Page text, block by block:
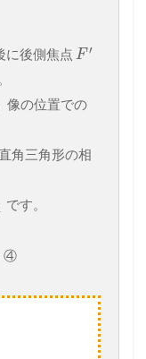
に後側焦点 F ′
像の位置での
角三角形の相
です。
④